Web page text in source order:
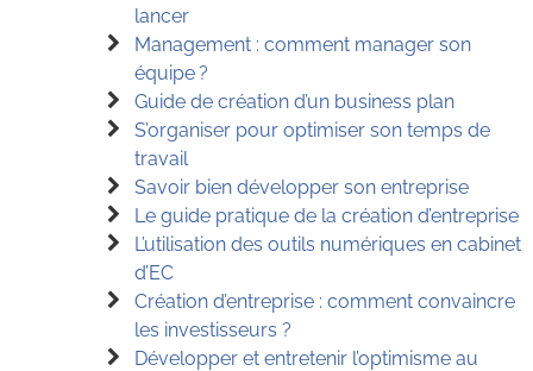
lancer
Management : comment manager son
équipe ?
Guide de création d’un business plan
S’organiser pour optimiser son temps de
travail
Savoir bien développer son entreprise
Le guide pratique de la création d’entreprise
L’utilisation des outils numériques en cabinet
d’EC
Création d’entreprise : comment convaincre
les investisseurs ?
Développer et entretenir l’optimisme au